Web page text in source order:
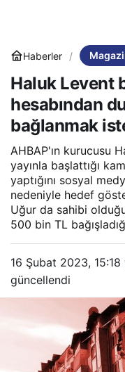
Haberler
Haluk Levent
hesabından
bağlanmak
AHBAP'ın kurucusu
yayınla başlattığı
yaptığını sosyal
nedeniyle hedef
Uğur da sahibi
500 bin TL
16 Şubat 2023, 15:18
güncellendi